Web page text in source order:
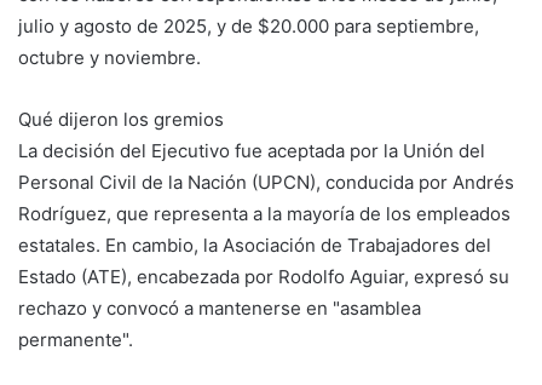
julio y agosto de 2025, y de $20.000 para septiembre,
octubre y noviembre.
Qué dijeron los gremios
La decisión del Ejecutivo fue aceptada por la Unión del
Personal Civil de la Nación (UPCN), conducida por Andrés
Rodríguez, que representa a la mayoría de los empleados
estatales. En cambio, la Asociación de Trabajadores del
Estado (ATE), encabezada por Rodolfo Aguiar, expresó su
rechazo y convocó a mantenerse en "asamblea
permanente".